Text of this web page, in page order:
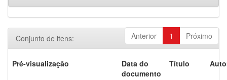
Anterior 1 Próximo
Conjunto de itens:
Pré-visualização
Data do
documento
Título